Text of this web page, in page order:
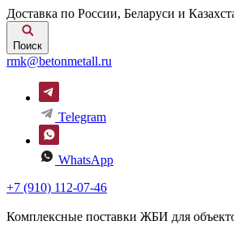
Доставка по России, Беларуси и
Поиск
rmk@betonmetall.ru
Telegram
WhatsApp
+7 (910) 112-07-46
Комплексные поставки ЖБИ для